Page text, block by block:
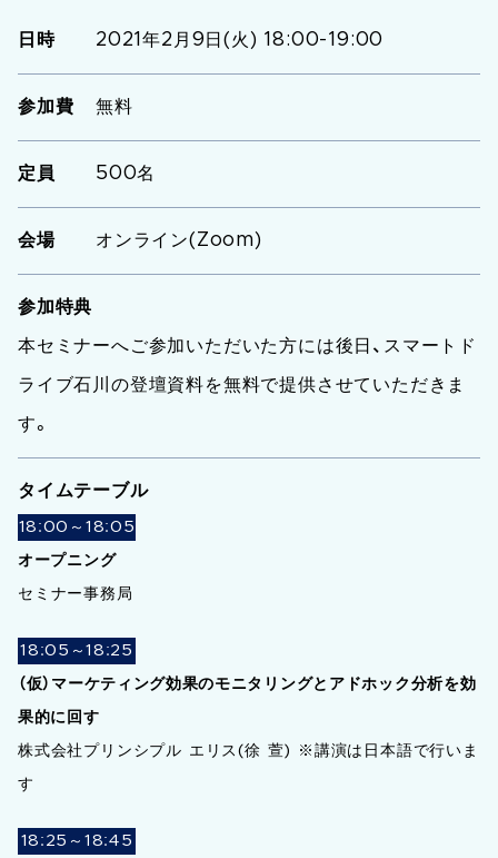
日時 2021年2月9日(火) 18:00-19:00
参加費 無料
定員 500名
会場 オンライン(Zoom)
参加特典
本セミナーへご参加いただいた方には後日、スマートド
ライブ石川の登壇資料を無料で提供させていただきま
す。
タイムテーブル
18:00～18:05
オープニング
セミナー事務局
18:05～18:25
（仮）マーケティング効果のモニタリングとアドホック分析を効
果的に回す
株式会社プリンシプル エリス(徐 萱) ※講演は日本語で行いま
す
18:25～18:45